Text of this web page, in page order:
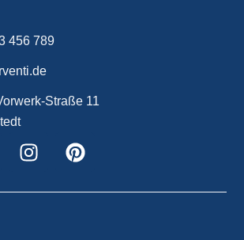
456 789
Straße 11